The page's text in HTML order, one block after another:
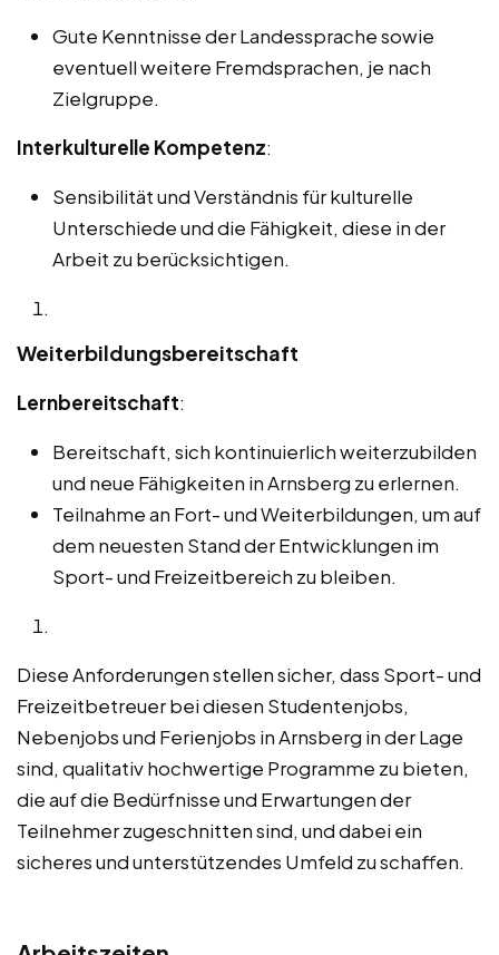
Gute Kenntnisse der Landessprache sowie
eventuell weitere Fremdsprachen, je nach
Zielgruppe.
Interkulturelle Kompetenz:
Sensibilität und Verständnis für kulturelle
Unterschiede und die Fähigkeit, diese in der
Arbeit zu berücksichtigen.
Weiterbildungsbereitschaft
Lernbereitschaft:
Bereitschaft, sich kontinuierlich weiterzubilden
und neue Fähigkeiten in Arnsberg zu erlernen.
Teilnahme an Fort- und Weiterbildungen, um auf
dem neuesten Stand der Entwicklungen im
Sport- und Freizeitbereich zu bleiben.
Diese Anforderungen stellen sicher, dass Sport- und
Freizeitbetreuer bei diesen Studentenjobs,
Nebenjobs und Ferienjobs in Arnsberg in der Lage
sind, qualitativ hochwertige Programme zu bieten,
die auf die Bedürfnisse und Erwartungen der
Teilnehmer zugeschnitten sind, und dabei ein
sicheres und unterstützendes Umfeld zu schaffen.